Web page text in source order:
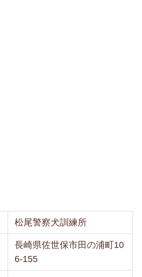
松尾警察犬訓練所
長崎県佐世保市田の浦町10
6-155